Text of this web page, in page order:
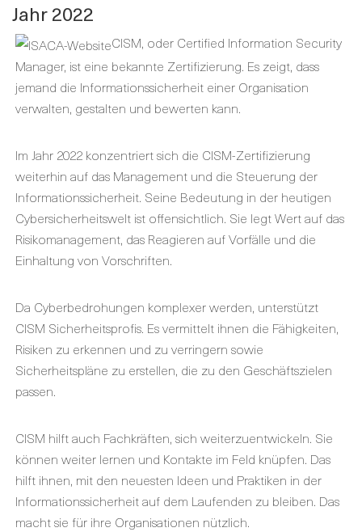
Jahr 2022
CISM, oder Certified Information Security
Manager, ist eine bekannte Zertifizierung. Es zeigt, dass
jemand die Informationssicherheit einer Organisation
verwalten, gestalten und bewerten kann.
Im Jahr 2022 konzentriert sich die CISM-Zertifizierung
weiterhin auf das Management und die Steuerung der
Informationssicherheit. Seine Bedeutung in der heutigen
Cybersicherheitswelt ist offensichtlich. Sie legt Wert auf das
Risikomanagement, das Reagieren auf Vorfälle und die
Einhaltung von Vorschriften.
Da Cyberbedrohungen komplexer werden, unterstützt
CISM Sicherheitsprofis. Es vermittelt ihnen die Fähigkeiten,
Risiken zu erkennen und zu verringern sowie
Sicherheitspläne zu erstellen, die zu den Geschäftszielen
passen.
CISM hilft auch Fachkräften, sich weiterzuentwickeln. Sie
können weiter lernen und Kontakte im Feld knüpfen. Das
hilft ihnen, mit den neuesten Ideen und Praktiken in der
Informationssicherheit auf dem Laufenden zu bleiben. Das
macht sie für ihre Organisationen nützlich.